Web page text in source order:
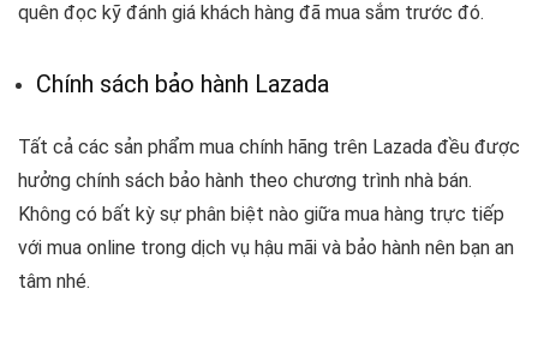
quên đọc kỹ đánh giá khách hàng đã mua sắm trước đó.
Chính sách bảo hành Lazada
Tất cả các sản phẩm mua chính hãng trên Lazada đều được
hưởng chính sách bảo hành theo chương trình nhà bán.
Không có bất kỳ sự phân biệt nào giữa mua hàng trực tiếp
với mua online trong dịch vụ hậu mãi và bảo hành nên bạn an
tâm nhé.